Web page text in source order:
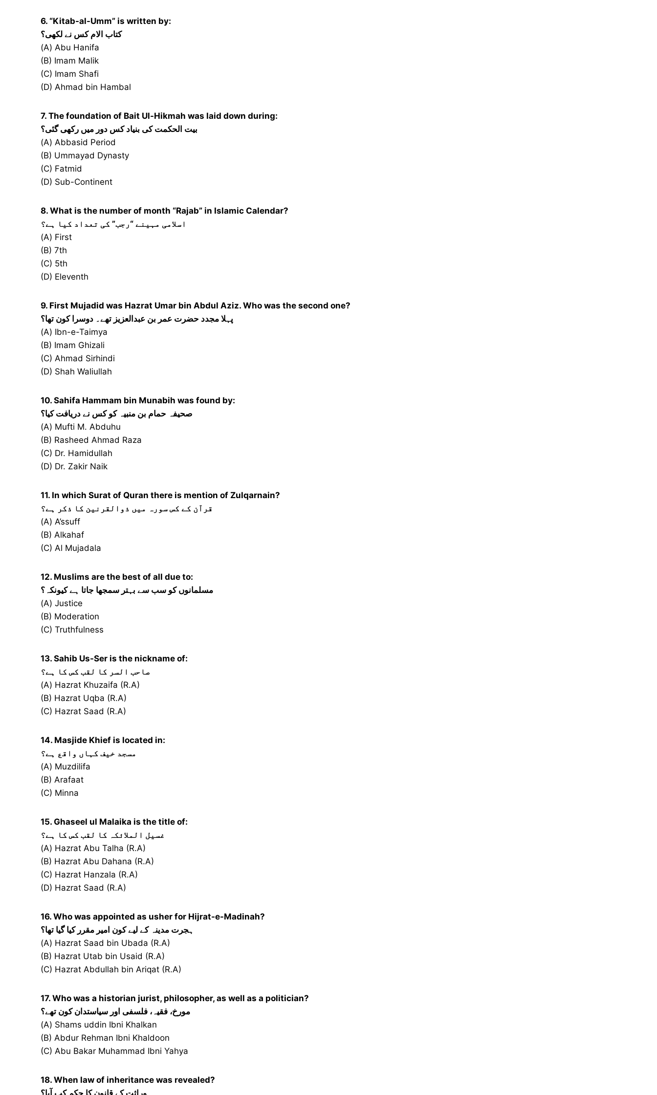
6. “Kitab-al-Umm” is written by:
کتاب الام کس نے لکھی؟
(A) Abu Hanifa
(B) Imam Malik
(C) Imam Shafi
(D) Ahmad bin Hambal
7. The foundation of Bait Ul-Hikmah was laid down during:
بیت الحکمت کی بنیاد کس دور میں رکھی گئی؟
(A) Abbasid Period
(B) Ummayad Dynasty
(C) Fatmid
(D) Sub-Continent
8. What is the number of month “Rajab” in Islamic Calendar?
اسلامی مہینے “رجب” کی تعداد کیا ہے؟
(A) First
(B) 7th
(C) 5th
(D) Eleventh
9. First Mujadid was Hazrat Umar bin Abdul Aziz. Who was the second one?
پہلا مجدد حضرت عمر بن عبدالعزیز تھے۔ دوسرا کون تھا؟
(A) Ibn-e-Taimya
(B) Imam Ghizali
(C) Ahmad Sirhindi
(D) Shah Waliullah
10. Sahifa Hammam bin Munabih was found by:
صحیفہ حمام بن منبیہ کو کس نے دریافت کیا؟
(A) Mufti M. Abduhu
(B) Rasheed Ahmad Raza
(C) Dr. Hamidullah
(D) Dr. Zakir Naik
11. In which Surat of Quran there is mention of Zulqarnain?
قرآن کے کس سورہ میں ذوالقرنین کا ذکر ہے؟
(A) A’ssuff
(B) Alkahaf
(C) Al Mujadala
12. Muslims are the best of all due to:
مسلمانوں کو سب سے بہتر سمجھا جاتا ہے کیونکہ؟
(A) Justice
(B) Moderation
(C) Truthfulness
13. Sahib Us-Ser is the nickname of:
صاحب السر کا لقب کس کا ہے؟
(A) Hazrat Khuzaifa (R.A)
(B) Hazrat Uqba (R.A)
(C) Hazrat Saad (R.A)
14. Masjide Khief is located in:
مسجد خیف کہاں واقع ہے؟
(A) Muzdilifa
(B) Arafaat
(C) Minna
15. Ghaseel ul Malaika is the title of:
غسیل الملائکہ کا لقب کس کا ہے؟
(A) Hazrat Abu Talha (R.A)
(B) Hazrat Abu Dahana (R.A)
(C) Hazrat Hanzala (R.A)
(D) Hazrat Saad (R.A)
16. Who was appointed as usher for Hijrat-e-Madinah?
ہجرت مدینہ کے لیے کون امیر مقرر کیا گیا تھا؟
(A) Hazrat Saad bin Ubada (R.A)
(B) Hazrat Utab bin Usaid (R.A)
(C) Hazrat Abdullah bin Ariqat (R.A)
17. Who was a historian jurist, philosopher, as well as a politician?
مورخ، فقیہ، فلسفی اور سیاستدان کون تھے؟
(A) Shams uddin Ibni Khalkan
(B) Abdur Rehman Ibni Khaldoon
(C) Abu Bakar Muhammad Ibni Yahya
18. When law of inheritance was revealed?
وراثت کے قانون کا حکم کب آیا؟